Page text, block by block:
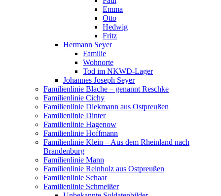
Emma
Otto
Hedwig
Fritz
Hermann Seyer
Familie
Wohnorte
Tod im NKWD-Lager
Johannes Joseph Seyer
Familienlinie Blache – genannt Reschke
Familienlinie Cichy
Familienlinie Diekmann aus Ostpreußen
Familienlinie Dinter
Familienlinie Hagenow
Familienlinie Hoffmann
Familienlinie Klein – Aus dem Rheinland nach
Brandenburg
Familienlinie Mann
Familienlinie Reinholz aus Ostpreußen
Familienlinie Schaar
Familienlinie Schmeißer